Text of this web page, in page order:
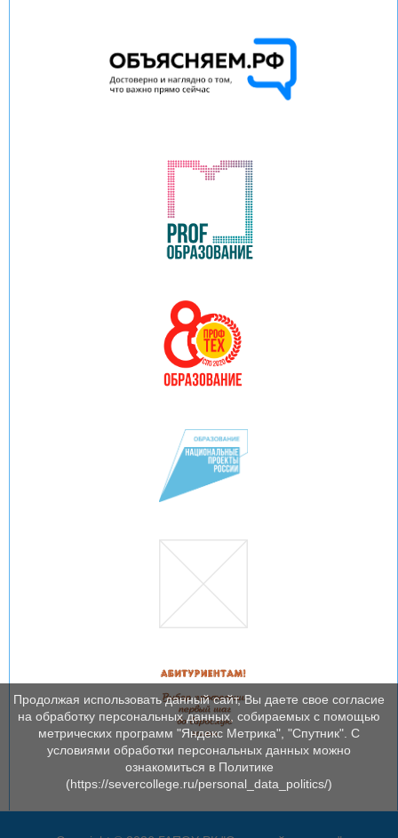
Продолжая использовать данный сайт, Вы даете свое согласие
на обработку персональных данных, собираемых с помощью
метрических программ "Яндекс Метрика", "Спутник". С
условиями обработки персональных данных можно
ознакомиться в Политике
(https://severcollege.ru/personal_data_politics/)